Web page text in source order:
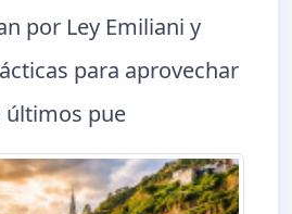
por Ley Emiliani y
para aprovechar
últimos pue